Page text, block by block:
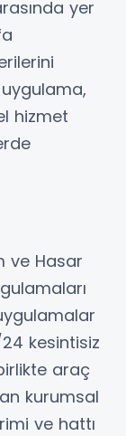
yer
hizmet
ve Hasar
24 kesintisiz
araç
kurumsal
ve hattı